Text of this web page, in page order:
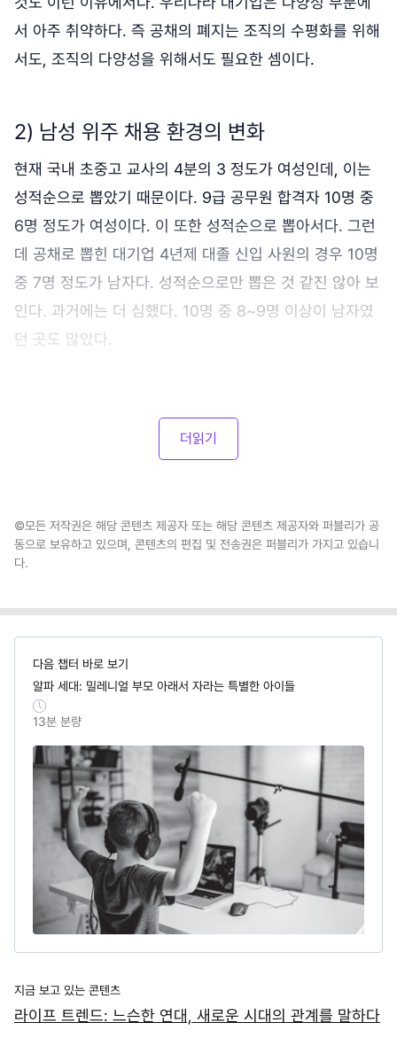
서 아주 취약하다. 즉 공채의 폐지는 조직의 수평화를 위해
서도, 조직의 다양성을 위해서도 필요한 셈이다.
2) 남성 위주 채용 환경의 변화
현재 국내 초중고 교사의 4분의 3 정도가 여성인데, 이는
성적순으로 뽑았기 때문이다. 9급 공무원 합격자 10명 중
6명 정도가 여성이다. 이 또한 성적순으로 뽑아서다. 그런
데 공채로 뽑힌 대기업 4년제 대졸 신입 사원의 경우 10명
중 7명 정도가 남자다. 성적순으로만 뽑은 것 같진 않아 보
인다. 과거에는 더 심했다. 10명 중 8~9명 이상이 남자였
던 곳도 많았다.
더읽기
©모든 저작권은 해당 콘텐츠 제공자 또는 해당 콘텐츠 제공자와 퍼블리가 공
동으로 보유하고 있으며, 콘텐츠의 편집 및 전송권은 퍼블리가 가지고 있습니
다.
다음 챕터 바로 보기
알파 세대: 밀레니얼 부모 아래서 자라는 특별한 아이들
13분 분량
지금 보고 있는 콘텐츠
라이프 트렌드: 느슨한 연대, 새로운 시대의 관계를 말하다